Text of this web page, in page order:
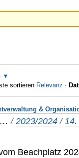
sortieren Relevanz ·
&
…/2023/2024 /
Beachplatz